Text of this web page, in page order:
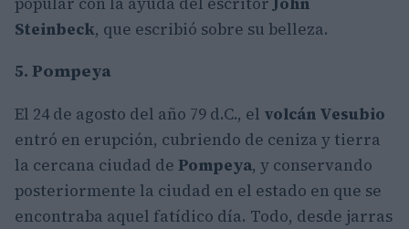
Steinbeck, que escribió sobre su belleza.
5. Pompeya
El 24 de agosto del año 79 d.C., el volcán Vesubio
entró en erupción, cubriendo de ceniza y tierra
la cercana ciudad de Pompeya, y conservando
posteriormente la ciudad en el estado en que se
encontraba aquel fatídico día. Todo, desde jarras